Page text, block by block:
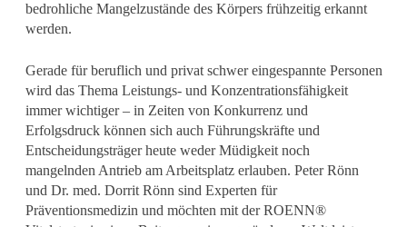
bedrohliche Mangelzustände des Körpers frühzeitig erkannt
werden.
Gerade für beruflich und privat schwer eingespannte Personen
wird das Thema Leistungs- und Konzentrationsfähigkeit
immer wichtiger – in Zeiten von Konkurrenz und
Erfolgsdruck können sich auch Führungskräfte und
Entscheidungsträger heute weder Müdigkeit noch
mangelnden Antrieb am Arbeitsplatz erlauben. Peter Rönn
und Dr. med. Dorrit Rönn sind Experten für
Präventionsmedizin und möchten mit der ROENN®